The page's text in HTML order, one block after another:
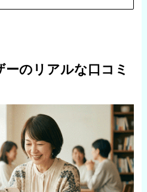
のリアルな口コミ